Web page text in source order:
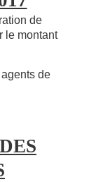
de
le montant
de